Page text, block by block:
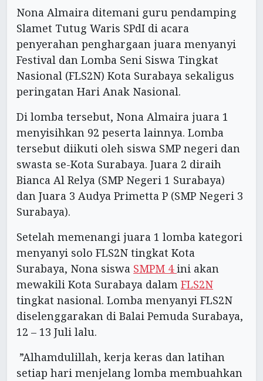
Nona Almaira ditemani guru pendamping
Slamet Tutug Waris SPdI di acara
penyerahan penghargaan juara menyanyi
Festival dan Lomba Seni Siswa Tingkat
Nasional (FLS2N) Kota Surabaya sekaligus
peringatan Hari Anak Nasional.
Di lomba tersebut, Nona Almaira juara 1
menyisihkan 92 peserta lainnya. Lomba
tersebut diikuti oleh siswa SMP negeri dan
swasta se-Kota Surabaya. Juara 2 diraih
Bianca Al Relya (SMP Negeri 1 Surabaya)
dan Juara 3 Audya Primetta P (SMP Negeri 3
Surabaya).
Setelah memenangi juara 1 lomba kategori
menyanyi solo FLS2N tingkat Kota
Surabaya, Nona siswa SMPM 4ini akan
mewakili Kota Surabaya dalam FLS2N
tingkat nasional. Lomba menyanyi FLS2N
diselenggarakan di Balai Pemuda Surabaya,
12 – 13 Juli lalu.
”Alhamdulillah, kerja keras dan latihan
setiap hari menjelang lomba membuahkan